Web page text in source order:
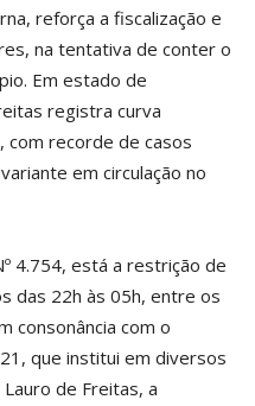
reforça a fiscalização e
na tentativa de conter o
Em estado de
registra curva
com recorde de casos
em circulação no
4.754, está a restrição de
das 22h às 05h, entre os
consonância com o
que institui em diversos
de Freitas, a